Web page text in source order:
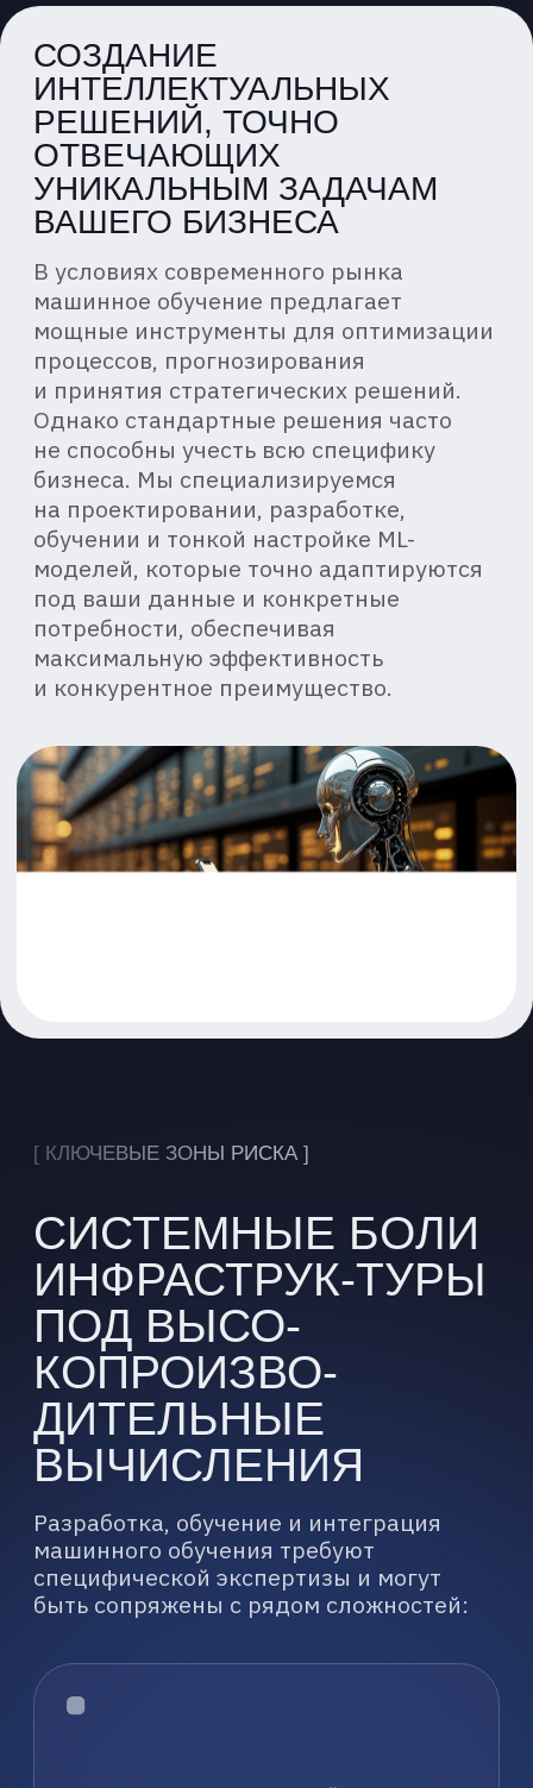
процессов, прогнозирования
Однако стандартные решения часто
не способны учесть всю специфику
бизнеса. Мы специализируемся
на проектировании, разработке,
обучении и тонкой настройке ML-
моделей, которые точно адаптируются
под ваши данные и конкретные
потребности, обеспечивая
максимальную эффективность
Разработка, обучение и интеграция
машинного обучения требуют
СИСТЕМНЫЕ БОЛИ
ИНФРАСТРУК-ТУРЫ
ПОД ВЫСО-
КОПРОИЗВО-
ДИТЕЛЬНЫЕ
ВЫЧИСЛЕНИЯ
[ КЛЮЧЕВЫЕ ЗОНЫ РИСКА ]
Недостаток внутренней
моделей.
Низкая точность и эффективность
не достигают желаемых
показателей или требуют
постоянной доработки.
Сложности интеграции: трудности
Проблемы с данными: сложности
с доступом, качеством, очисткой
и подготовкой данных, что
критично для
производительности моделей.